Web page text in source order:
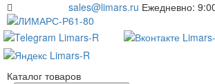
sales@limars.ru Ежедневно:
61-80
Каталог товаров